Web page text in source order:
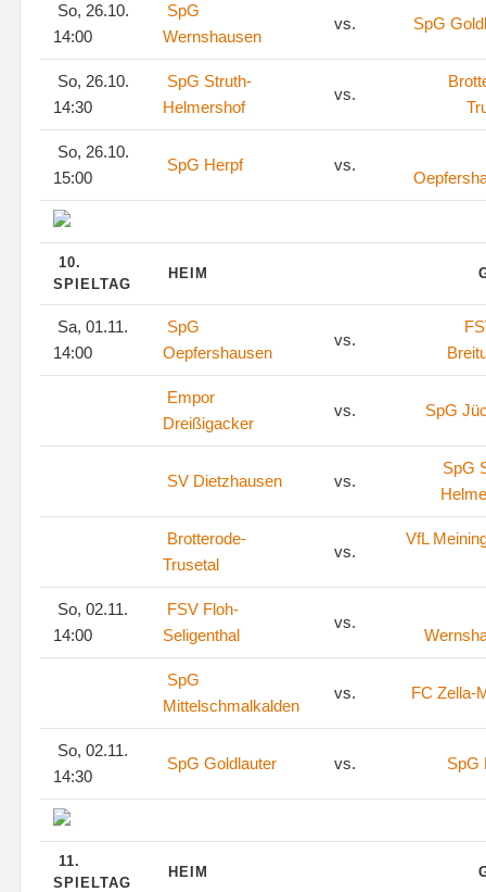
So, 26.10.
14:00
SpG
Wernshausen
vs. SpG
So, 26.10.
14:30
SpG Struth-
Helmershof
vs.
So, 26.10.
15:00
SpG Herpf vs.
10.
SPIELTAG
HEIM
Sa, 01.11.
14:00
SpG
Oepfershausen
vs.
Empor
Dreißigacker
vs. SpG
SV Dietzhausen vs.
SpG
Brotterode-
Trusetal
vs.
VfL
So, 02.11.
14:00
FSV Floh-
Seligenthal
vs.
SpG
Mittelschmalkalden
vs. FC Zella-
So, 02.11.
14:30
SpG Goldlauter vs. SpG
11.
SPIELTAG
HEIM